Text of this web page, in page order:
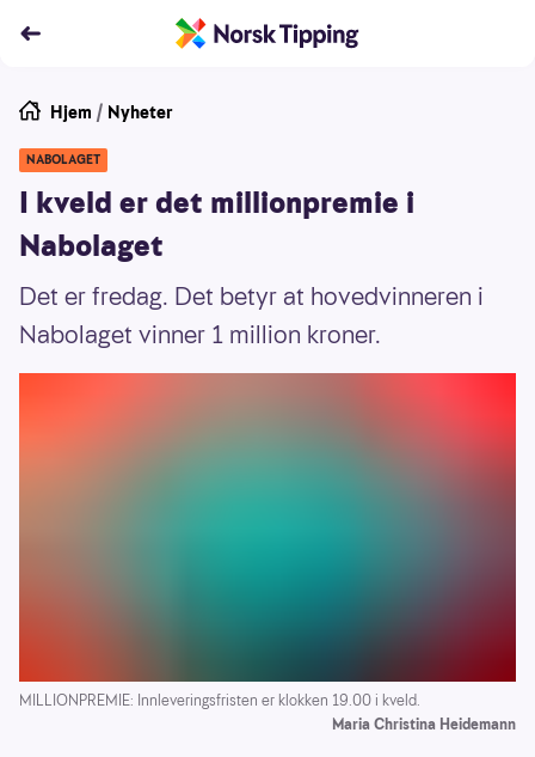
Hjem / Nyheter
NABOLAGET
I kveld er det millionpremie i
Nabolaget
Det er fredag. Det betyr at hovedvinneren i
Nabolaget vinner 1 million kroner.
MILLIONPREMIE: Innleveringsfristen er klokken 19.00 i kveld.
Maria Christina Heidemann